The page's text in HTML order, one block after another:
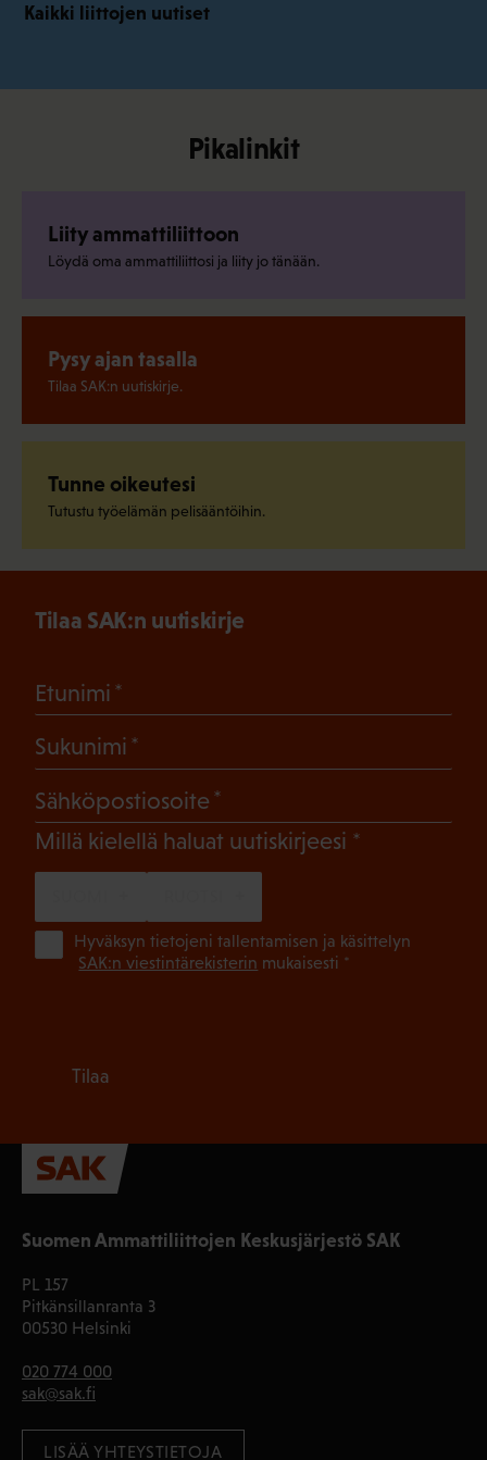
Kaikki liittojen uutiset
Pikalinkit
Liity ammattiliittoon
Löydä oma ammattiliittosi ja liity jo tänään.
Pysy ajan tasalla
Tilaa SAK:n uutiskirje.
Tunne oikeutesi
Tutustu työelämän pelisääntöihin.
Suomen Ammattiliittojen Keskusjärjestö SAK
PL 157
Pitkänsillanranta 3
00530 Helsinki
020 774 000
sak@sak.fi
LISÄÄ YHTEYSTIETOJA
Tilaa SAK:n uutiskirje
Etunimi
Sukunimi
Sähköpostiosoite
Millä kielellä haluat uutiskirjeesi (Pakollinen)
Hyväksyn tietojeni tallentamisen ja käsittelyn
SAK:n viestintärekisterin mukaisesti *
Tilaa